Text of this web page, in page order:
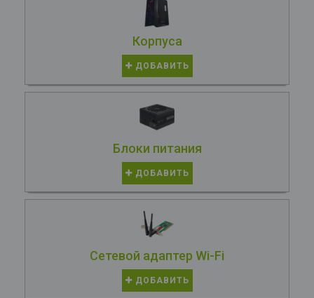
Корпуса
ДОБАВИТЬ
Блоки питания
ДОБАВИТЬ
Сетевой адаптер Wi-Fi
ДОБАВИТЬ